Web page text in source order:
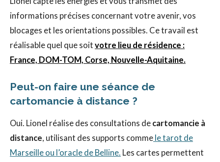
informations précises concernant votre avenir, vos
blocages et les orientations possibles. Ce travail est
réalisable quel que soit votre lieu de résidence :
France, DOM-TOM, Corse, Nouvelle-Aquitaine.
Peut-on faire une séance de
cartomancie à distance ?
Oui. Lionel réalise des consultations de cartomancie à
distance, utilisant des supports comme le tarot de
Marseille ou l’oracle de Belline. Les cartes permettent